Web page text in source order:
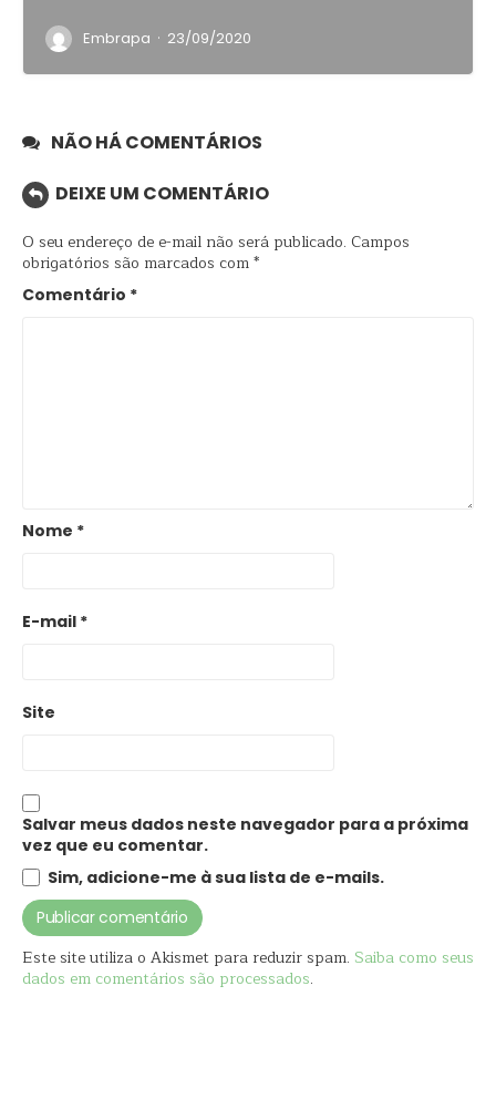
Embrapa · 23/09/2020
NÃO HÁ COMENTÁRIOS
DEIXE UM COMENTÁRIO
O seu endereço de e-mail não será publicado. Campos
obrigatórios são marcados com*
Comentário *
Nome *
E-mail *
Site
Salvar meus dados neste navegador para a próxima
vez que eu comentar.
Sim, adicione-me à sua lista de e-mails.
Este site utiliza o Akismet para reduzir spam. Saiba como seus
dados em comentários são processados.